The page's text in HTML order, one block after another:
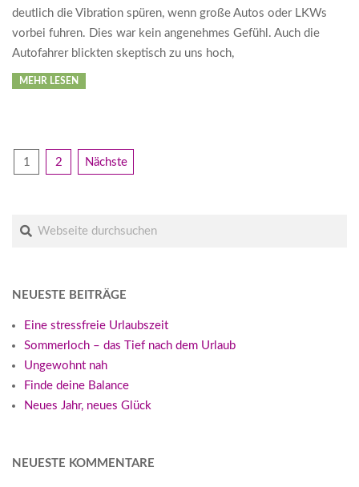
deutlich die Vibration spüren, wenn große Autos oder LKWs
vorbei fuhren. Dies war kein angenehmes Gefühl. Auch die
Autofahrer blickten skeptisch zu uns hoch,
MEHR LESEN
BEITRAGSNAVIGATION
1 2 Nächste
Suche
NEUESTE BEITRÄGE
Eine stressfreie Urlaubszeit
Sommerloch – das Tief nach dem Urlaub
Ungewohnt nah
Finde deine Balance
Neues Jahr, neues Glück
NEUESTE KOMMENTARE